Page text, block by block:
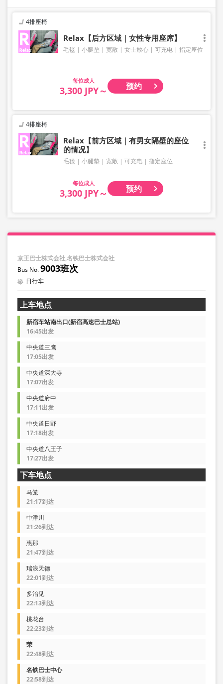
4排座椅
Relax【后方区域｜女性专用座席】
毛毯 小腿垫 宽敞 女士放心 可充电 指定座位
成人
3,300 JPY～ 预约
4排座椅
Relax【前方区域｜有男女隔壁的座位
的情况】
毛毯 小腿垫 宽敞 可充电 指定座位
成人
3,300 JPY～ 预约
京王巴士株式会社,名铁巴士株式会社
9003班次
日行车
上车地点
新宿车站南出口(新宿高速巴士总站)
16:45出发
中央道三鹰
17:05出发
中央道深大寺
17:07出发
中央道府中
17:11出发
中央道日野
17:18出发
中央道八王子
17:27出发
下车地点
马笼
21:17到达
中津川
21:26到达
惠那
21:47到达
瑞浪天德
22:01到达
多治见
22:13到达
桃花台
22:23到达
荣
22:48到达
名铁巴士中心
22:58到达